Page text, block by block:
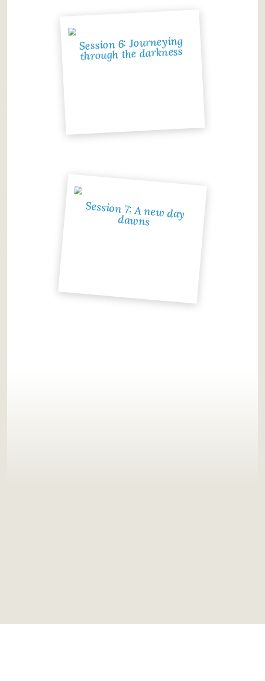
Session 6: Journeying
through the darkness
Session 7: A new day
dawns